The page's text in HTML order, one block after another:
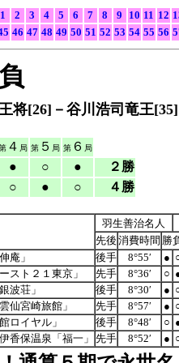
1 2 3 4 5 6 7 8 9 10 11 12
46 47 48 49 50 51 52 53 54 55 56
将[26]－谷川浩司竜王[35]
４ 局 第 ５ 局 第 ６ 局
● ○ ●
２勝
○ ● ○ ４勝
羽生善治名人
先後 消費時間 勝
庵」 後手 8°55′ ●
スト２１東京」 先手 8°36′ ○
波荘」 後手 8°30′ ●
仙宮崎旅館」 先手 8°57′ ●
ロイヤル」 後手 8°48′ ○
香保温泉「福一」 先手 8°52′ ●